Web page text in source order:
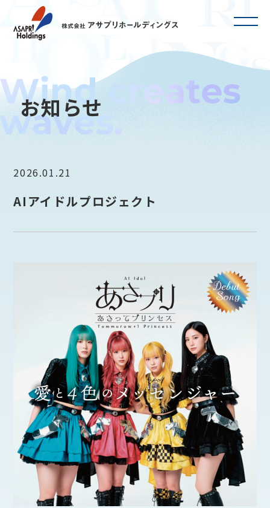
お知らせ
2026.01.21
AIアイドルプロジェクト